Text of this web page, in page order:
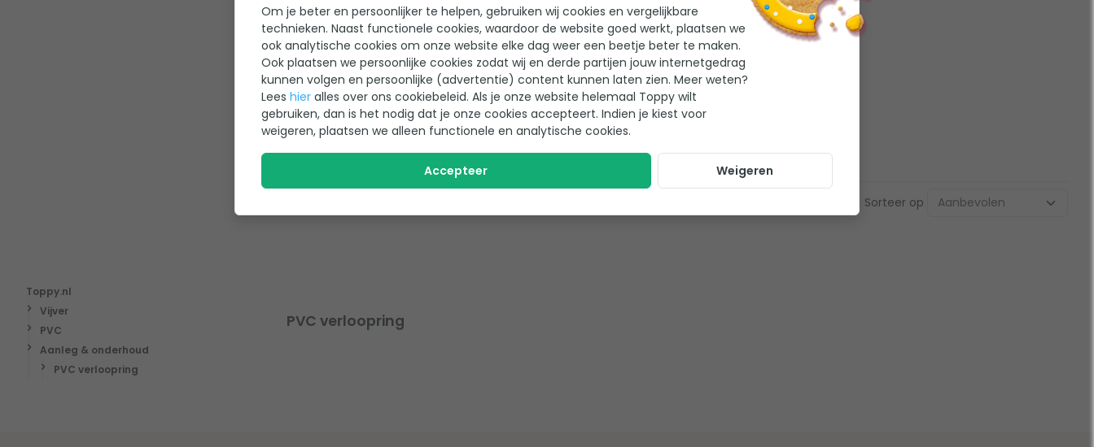
0 beoordelingen
Merk: W'eau
Diameter: 63/50mm
Op voorraad
5,95
Sorteer op
Toppy.nl
Vijver
PVC
Aanleg & onderhoud
PVC verloopring
PVC verloopring
Om je beter en persoonlijker te helpen, gebruiken wij cookies en vergelijkbare
technieken. Naast functionele cookies, waardoor de website goed werkt, plaatsen we
ook analytische cookies om onze website elke dag weer een beetje beter te maken.
Ook plaatsen we persoonlijke cookies zodat wij en derde partijen jouw internetgedrag
kunnen volgen en persoonlijke (advertentie) content kunnen laten zien. Meer weten?
Lees hier alles over ons cookiebeleid. Als je onze website helemaal Toppy wilt
gebruiken, dan is het nodig dat je onze cookies accepteert. Indien je kiest voor
weigeren, plaatsen we alleen functionele en analytische cookies.
Accepteer Weigeren